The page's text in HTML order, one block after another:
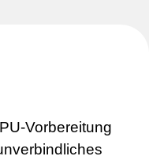
Vorbereitung